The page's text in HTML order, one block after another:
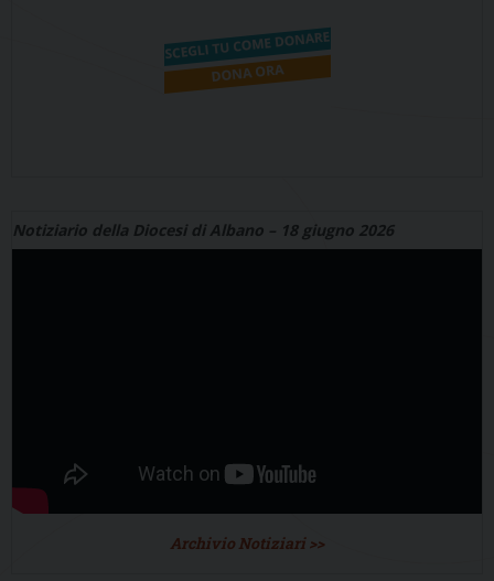
Notiziario della Diocesi di Albano – 18 giugno 2026
Archivio Notiziari >>